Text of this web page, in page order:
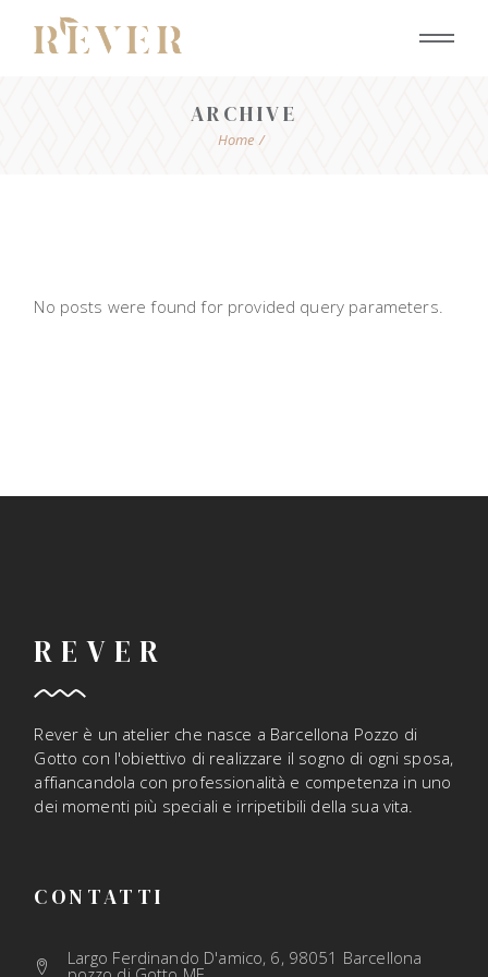
content
ARCHIVE
Home
No posts were found for provided query parameters.
REVER
Rever è un atelier che nasce a Barcellona Pozzo di
Gotto con l'obiettivo di realizzare il sogno di ogni sposa,
affiancandola con professionalità e competenza in uno
dei momenti più speciali e irripetibili della sua vita.
CONTATTI
Largo Ferdinando D'amico, 6, 98051 Barcellona